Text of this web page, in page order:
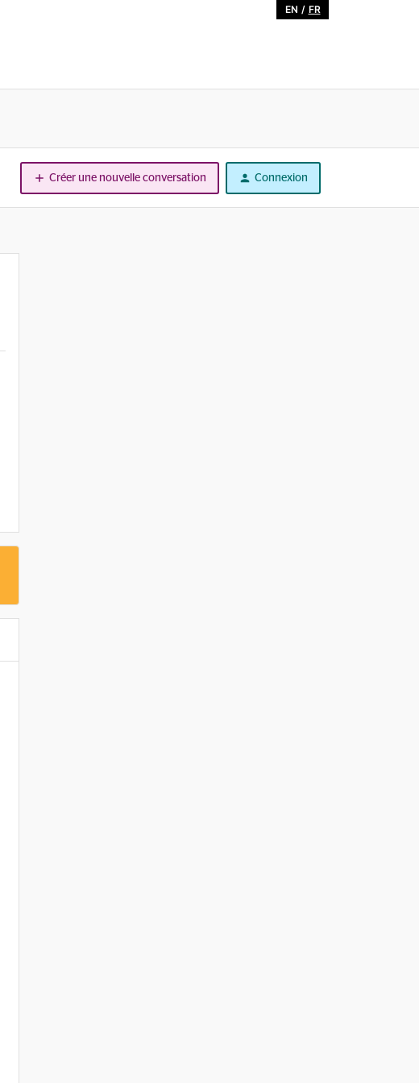
EN / FR
Créer une nouvelle conversation Connexion